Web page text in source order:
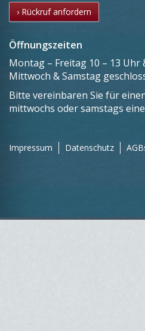
› Rückruf anfordern
Öffnungszeiten
Montag – Freitag 10 – 13 Uhr
Mittwoch & Samstag
Bitte vereinbaren Sie für
mittwochs oder samstags
Impressum Datenschutz